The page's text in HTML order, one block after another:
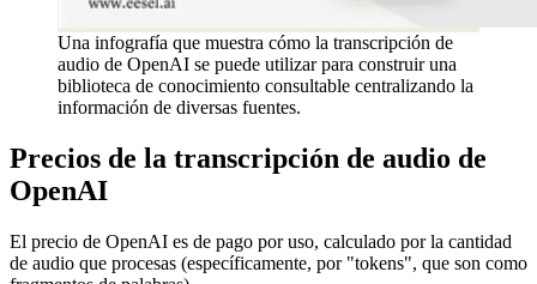
Una infografía que muestra cómo la transcripción de
audio de OpenAI se puede utilizar para construir una
biblioteca de conocimiento consultable centralizando la
información de diversas fuentes.
Precios de la transcripción de audio de
OpenAI
El precio de OpenAI es de pago por uso, calculado por la cantidad
de audio que procesas (específicamente, por "tokens", que son como